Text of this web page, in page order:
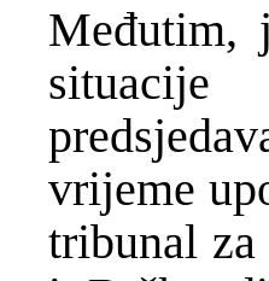
Međutim,
vrijeme
tribunal